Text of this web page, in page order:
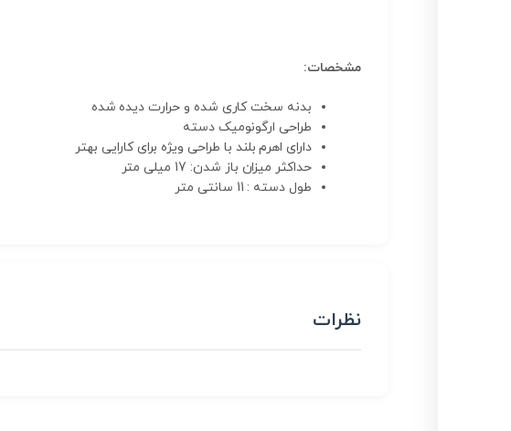
مشخصات:
بدنه سخت کاری شده و حرارت دیده شده
طراحی ارگونومیک دسته
دارای اهرم بلند با طراحی ویژه برای کارایی بهتر
حداکثر میزان باز شدن: 17 میلی متر
طول دسته : 11 سانتی متر
نظرات